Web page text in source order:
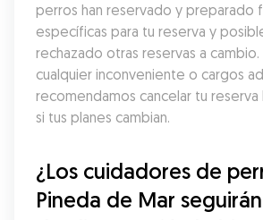
perros han reservado y preparado
específicas para tu reserva y
rechazado otras reservas a cambio.
cualquier inconveniente o cargos
recomendamos cancelar tu
si tus planes cambian.
¿Los cuidadores de
Pineda de Mar